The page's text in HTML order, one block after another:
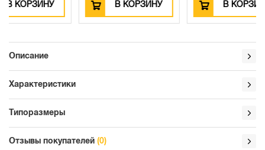
В КОРЗИНУ В КОРЗИНУ
Описание
Характеристики
Типоразмеры
Отзывы покупателей (0)